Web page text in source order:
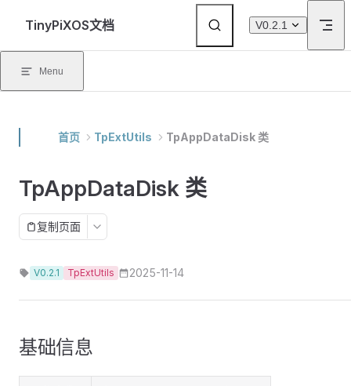
Skip to content
TinyPiXOS文档 V0.2.1
Menu
首页 TpExtUtils TpAppDataDisk 类
TpAppDataDisk 类
复制页面
V0.2.1 TpExtUtils 2025-11-14
基础信息